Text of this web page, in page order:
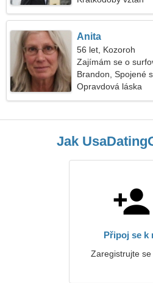
Anita
56 let, Kozoroh
Zajímám se o
Brandon, Spojené
Opravdová láska
Jak
Připoj se k
Zaregistrujte se